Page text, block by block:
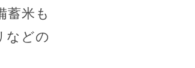
蓄米も
などの